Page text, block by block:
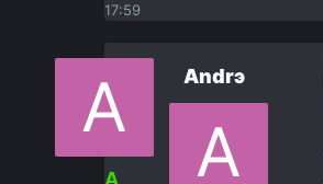
17:59
Andrэ